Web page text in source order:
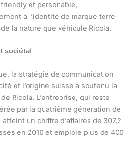
et personable,
à l’identité de marque terre-
la nature que véhicule Ricola.
sociétal
la stratégie de communication
et l’origine suisse a soutenu la
Ricola. L’entreprise, qui reste
par la quatrième génération de
un chiffre d’affaires de 307,2
en 2016 et emploie plus de 400